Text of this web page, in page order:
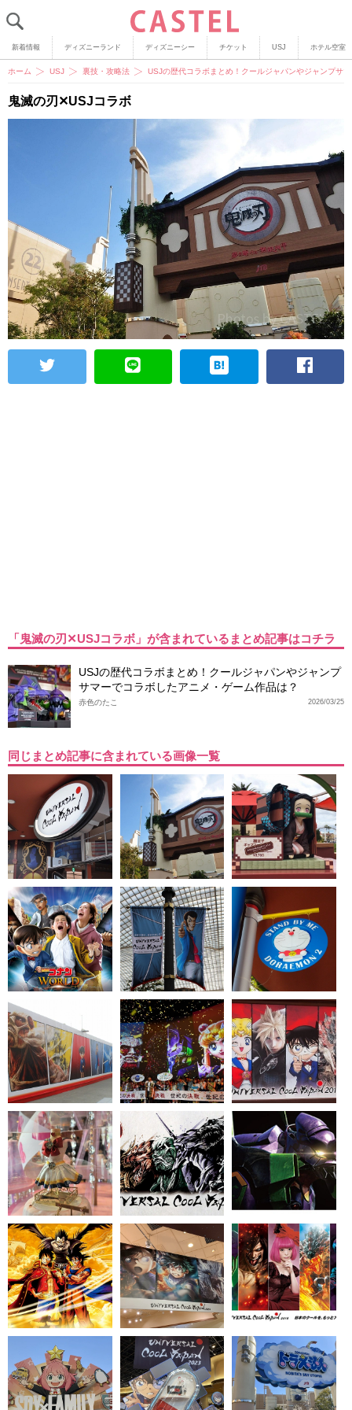
新着情報 ディズニーランド ディズニーシー チケット USJ ホテル空室
ホーム USJ 裏技・攻略法 USJの歴代コラボまとめ！クールジャパンやジャンプサ
鬼滅の刃✕USJコラボ
「鬼滅の刃✕USJコラボ」が含まれているまとめ記事はコチラ
USJの歴代コラボまとめ！クールジャパンやジャンプ
サマーでコラボしたアニメ・ゲーム作品は？
2026/03/25
赤色のたこ
同じまとめ記事に含まれている画像一覧